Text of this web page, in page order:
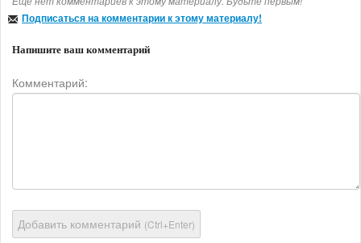
Подписаться на комментарии к этому материалу!
Напишите ваш комментарий
Комментарий:
Добавить комментарий (Ctrl+Enter)